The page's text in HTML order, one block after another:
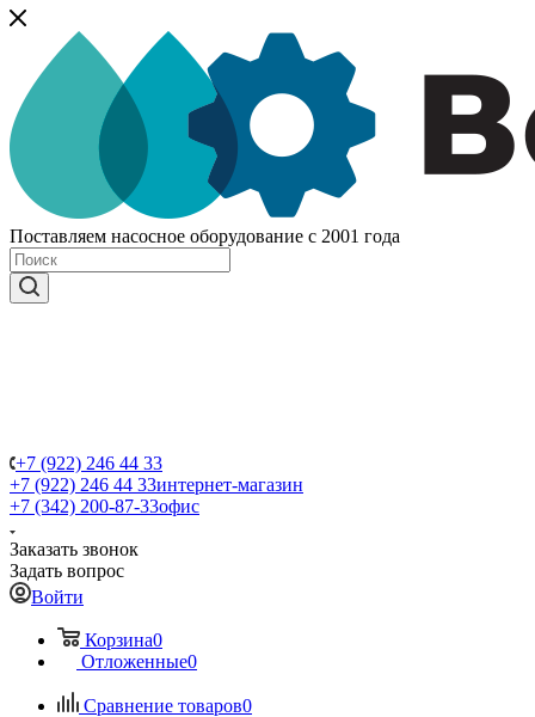
Поставляем насосное оборудование с 2001 года
+7 (922) 246 44 33
+7 (922) 246 44 33интернет-магазин
+7 (342) 200-87-33офис
Заказать звонок
Задать вопрос
Войти
Корзина0
Отложенные0
Сравнение товаров0